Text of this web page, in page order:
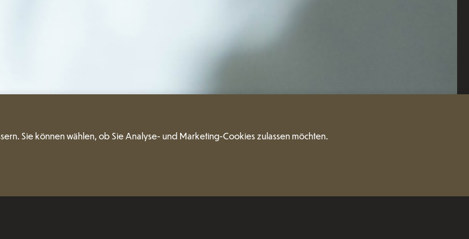
Sie können wählen, ob Sie Analyse- und Marketing-Cookies zulassen möchten.